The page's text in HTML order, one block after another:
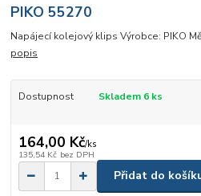
PIKO 55270
Napájecí kolejový klips Výrobce: PIKO
popis
Dostupnost Skladem 6 ks
164,00 Kč/ks
135,54 Kč bez DPH
Přidat do